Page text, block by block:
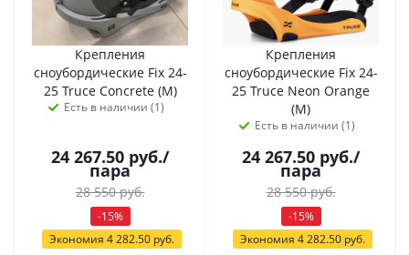
Крепления
сноубордические Fix 24-
25 Truce Concrete (M)
Есть в наличии (1)
24 267.50 руб./
пара
28 550руб.
-15%
Экономия 4 282.50руб.
Крепления
сноубордические Fix 24-
25 Truce Neon Orange
(M)
Есть в наличии (1)
24 267.50 руб./
пара
28 550руб.
-15%
Экономия 4 282.50руб.